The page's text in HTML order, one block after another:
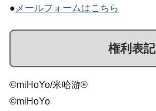
● メールフォームはこちら
権利表記
©miHoYo/米哈游®
©miHoYo